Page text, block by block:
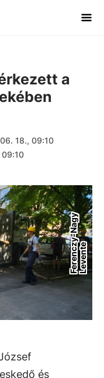
a
18., 09:10
F
e
r
e
n
cz
y
-
N
a
g
y
L
e
v
e
n
te
és